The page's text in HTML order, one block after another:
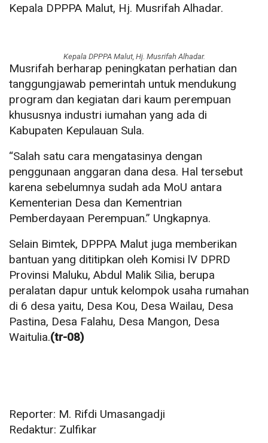
Kepala DPPPA Malut, Hj. Musrifah Alhadar.
Kepala DPPPA Malut, Hj. Musrifah Alhadar.
Musrifah berharap peningkatan perhatian dan
tanggungjawab pemerintah untuk mendukung
program dan kegiatan dari kaum perempuan
khususnya industri iumahan yang ada di
Kabupaten Kepulauan Sula.
“Salah satu cara mengatasinya dengan
penggunaan anggaran dana desa. Hal tersebut
karena sebelumnya sudah ada MoU antara
Kementerian Desa dan Kementrian
Pemberdayaan Perempuan.” Ungkapnya.
Selain Bimtek, DPPPA Malut juga memberikan
bantuan yang dititipkan oleh Komisi lV DPRD
Provinsi Maluku, Abdul Malik Silia, berupa
peralatan dapur untuk kelompok usaha rumahan
di 6 desa yaitu, Desa Kou, Desa Wailau, Desa
Pastina, Desa Falahu, Desa Mangon, Desa
Waitulia.(tr-08)
Reporter: M. Rifdi Umasangadji
Redaktur: Zulfikar